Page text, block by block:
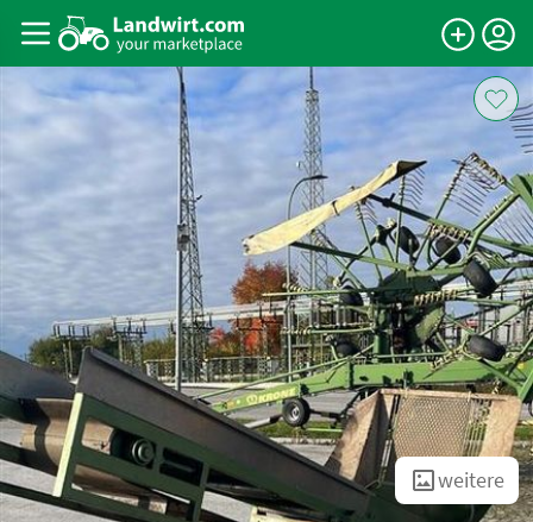
weitere